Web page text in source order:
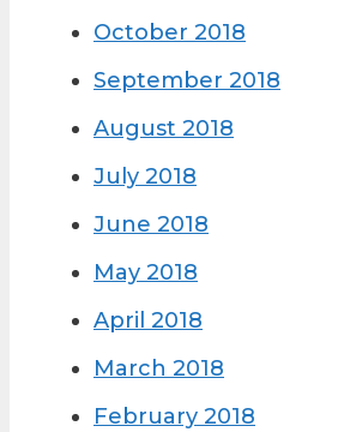
October 2018
September 2018
August 2018
July 2018
June 2018
May 2018
April 2018
March 2018
February 2018